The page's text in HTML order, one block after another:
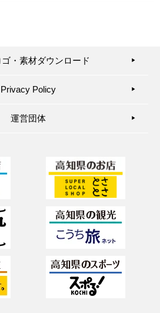
・素材ダウンロード ▶︎
Privacy Policy ▶︎
運営団体 ▶︎